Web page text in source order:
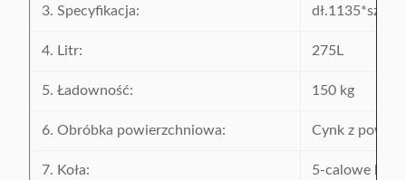
3. Specyfikacja:
4. Litr: 275L
5. Ładowność: 150 kg
6. Obróbka powierzchniowa: Cynk z
7. Koła: 5-calowe